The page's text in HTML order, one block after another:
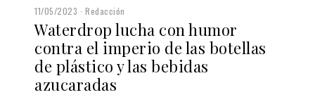
11/05/2023 Redacción
Waterdrop lucha con humor
contra el imperio de las botellas
de plástico y las bebidas
azucaradas